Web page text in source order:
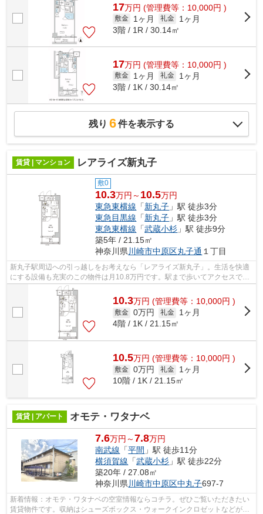
17万円 (管理費等：10,000円 )
敷金 1ヶ月 礼金
1ヶ月
3階 / 1R / 30.14㎡
17万円 (管理費等：10,000円 )
敷金 1ヶ月 礼金
1ヶ月
3階 / 1K / 30.14㎡
残り 6件を表示する
賃貸 | マンション レアライズ新丸子
敷0
10.3万円～ 10.5万円
東急東横線 「新丸子 」駅 徒歩3分
東急目黒線 「新丸子 」駅 徒歩3分
東急東横線 「武蔵小杉 」駅 徒歩9分
築5年 / 21.15㎡
神奈川県 川崎市中原区丸子通 １丁目
新丸子駅周辺への引っ越しをお考えなら「レアライズ新丸子」。生活を快適
にする設備も充実のこの物件は月10.8万円です。駅まで歩いてアクセスでき
る、徒歩3分の距離に立地する物件です...
10.3万円 (管理費等：10,000円 )
敷金 0万円 礼金
1ヶ月
4階 / 1K / 21.15㎡
10.5万円 (管理費等：10,000円 )
敷金 0万円 礼金
1ヶ月
10階 / 1K / 21.15㎡
賃貸 | アパート オモテ・ワタナベ
7.6万円～7.8万円
南武線 「平間 」駅 徒歩11分
横須賀線 「武蔵小杉 」駅 徒歩22分
築20年 / 27.08㎡
神奈川県 川崎市中原区中丸子697-7
新着情報：オモテ・ワタナベの空室情報ならコチラ。ぜひご覧いただきたい
賃貸物件です。収納はシューズボックス・ウォークインクロゼットなどが備